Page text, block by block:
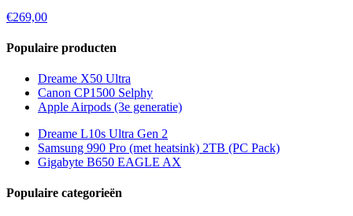
€269,00
Populaire producten
Dreame X50 Ultra
Canon CP1500 Selphy
Apple Airpods (3e generatie)
Dreame L10s Ultra Gen 2
Samsung 990 Pro (met heatsink) 2TB (PC Pack)
Gigabyte B650 EAGLE AX
Populaire categorieën